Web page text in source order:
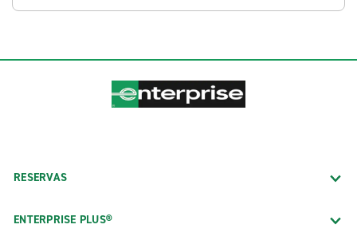
RESERVAS
ENTERPRISE PLUS®